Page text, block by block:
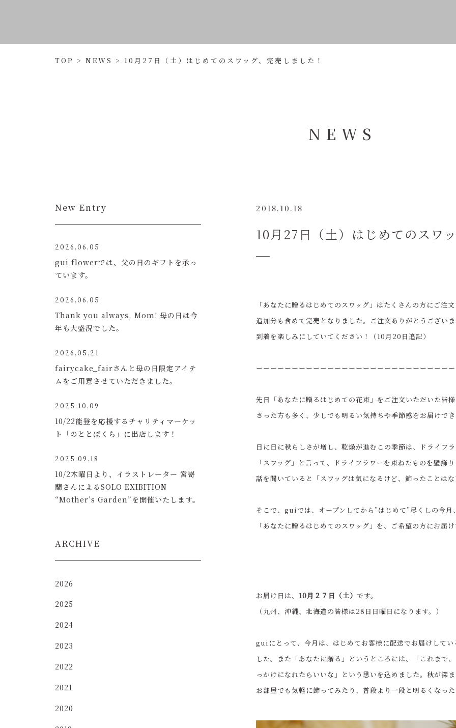
TOP > NEWS > 10月27日（土）はじめてのスワッグ、完売しました！
NEWS
2018.10.18
10月27日（土）はじめてのスワ
「あなたに贈るはじめてのスワッグ」はたくさんの方にご注文
追加分も含めて完売となりました。ご注文ありがとうございま
到着を楽しみにしていてください！（10月20日追記）
ーーーーーーーーーーーーーーーーーーーーーーーーーーー
先日「あなたに贈るはじめての花束」をご注文いただいた皆
さった方も多く、少しでも明るい気持ちや季節感をお届けで
日に日に秋らしさが増し、乾燥が進むこの季節は、ドライフ
「スワッグ」と言って、ドライフラワーを束ねたものを壁飾
話を聞いていると「スワッグは気になるけど、飾ったことはな
そこで、guiでは、オープンしてから”はじめて”尽くしの今月、
「あなたに贈るはじめてのスワッグ」を、ご希望の方にお届
お届け日は、 10月２７日（土） です。
（九州、沖縄、北海道の皆様は28日日曜日になります。）
guiにとって、今月は、はじめてお客様に配送でお届けして
した。また「あなたに贈る」というところには、「これまで
っかけになれたらいいな」という思いを込めました。秋が深
お部屋でも気軽に飾ってみたり、普段より一段と明るくなっ
New Entry
2026.06.05
gui flowerでは、父の日のギフトを承っ
ています。
2026.06.05
Thank you always, Mom! 母の日は今
年も大盛況でした。
2026.05.21
fairycake_fairさんと母の日限定アイテ
ムをご用意させていただきました。
2025.10.09
10/22能登を応援するチャリティマーケッ
ト「のととぼくら」に出店します！
2025.09.18
10/2木曜日より、イラストレーター 宮嵜
蘭さんによるSOLO EXIBITION
“Mother’s Garden”を開催いたします。
ARCHIVE
2026
2025
2024
2023
2022
2021
2020